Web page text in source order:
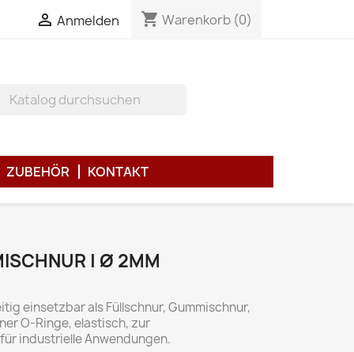
 Anmelden shopping_cart Warenkorb (0)
ZUBEHÖR KONTAKT
| Ø 2MM
einsetzbar als Füllschnur, Gummischnur,
O-Ringe, elastisch, zur
industrielle Anwendungen.